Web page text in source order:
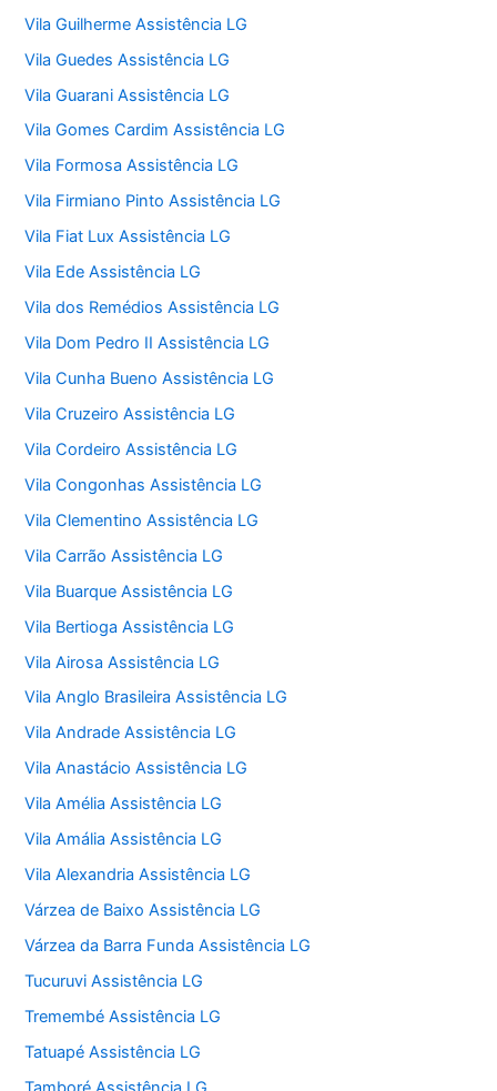
Vila Guilherme Assistência LG
Vila Guedes Assistência LG
Vila Guarani Assistência LG
Vila Gomes Cardim Assistência LG
Vila Formosa Assistência LG
Vila Firmiano Pinto Assistência LG
Vila Fiat Lux Assistência LG
Vila Ede Assistência LG
Vila dos Remédios Assistência LG
Vila Dom Pedro II Assistência LG
Vila Cunha Bueno Assistência LG
Vila Cruzeiro Assistência LG
Vila Cordeiro Assistência LG
Vila Congonhas Assistência LG
Vila Clementino Assistência LG
Vila Carrão Assistência LG
Vila Buarque Assistência LG
Vila Bertioga Assistência LG
Vila Airosa Assistência LG
Vila Anglo Brasileira Assistência LG
Vila Andrade Assistência LG
Vila Anastácio Assistência LG
Vila Amélia Assistência LG
Vila Amália Assistência LG
Vila Alexandria Assistência LG
Várzea de Baixo Assistência LG
Várzea da Barra Funda Assistência LG
Tucuruvi Assistência LG
Tremembé Assistência LG
Tatuapé Assistência LG